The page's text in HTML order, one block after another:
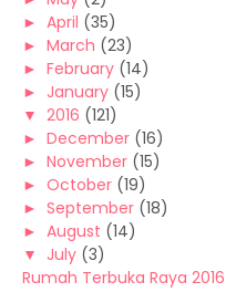
► April (35)
► March (23)
► February (14)
► January (15)
▼ 2016 (121)
► December (16)
► November (15)
► October (19)
► September (18)
► August (14)
▼ July (3)
Rumah Terbuka Raya 2016